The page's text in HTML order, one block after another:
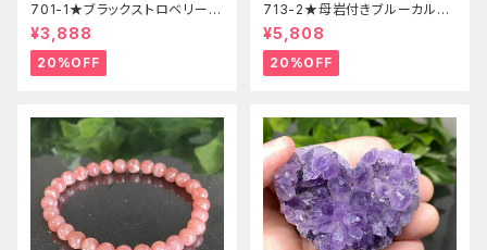
701-1★ブラックストロベリーク
ォーツ【高品質】天然石ブレスレ
ッパワーストーン
¥3,888
20%OFF
713-2★母岩付きブルーカルセ
ドニー【高品質】天然石ブレスレ
ットパワーストーン
¥5,808
20%OFF